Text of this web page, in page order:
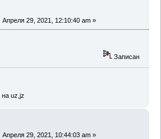
Апреля 29, 2021, 12:10:40 am »
Записан
uz,jz
Апреля 29, 2021, 10:44:03 am »